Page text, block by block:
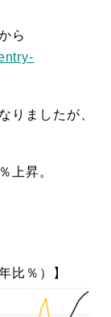
ら
りましたが、
上昇。
比％）】